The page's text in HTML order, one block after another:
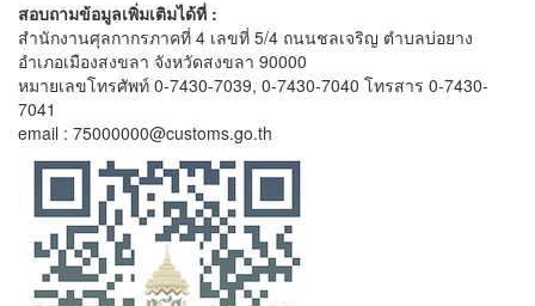
สอบถามข้อมูลเพิ่มเติมได้ที่ :
สำนักงานศุลกากรภาคที่ 4 เลขที่ 5/4 ถนนชลเจริญ ตำบลบ่อยาง
อำเภอเมืองสงขลา จังหวัดสงขลา 90000
หมายเลขโทรศัพท์ 0-7430-7039, 0-7430-7040 โทรสาร 0-7430-
7041
email : 75000000@customs.go.th